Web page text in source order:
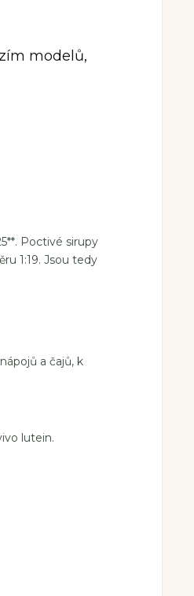
modelů,
Poctivé sirupy
1:19. Jsou tedy
a čajů, k
lutein.